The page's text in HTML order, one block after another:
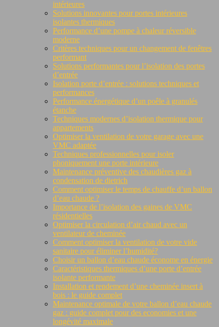
intérieures
Solutions innovantes pour portes intérieures
isolantes thermiques
Performance d’une pompe à chaleur réversible
moderne
Critères techniques pour un changement de fenêtres
performant
Solutions performantes pour l’isolation des portes
d’entrée
Isolation porte d’entrée : solutions techniques et
performances
Performance énergétique d’un poêle à granulés
étanche
Techniques modernes d’isolation thermique pour
appartements
Optimiser la ventilation de votre garage avec une
VMC adaptée
Techniques professionnelles pour isoler
phoniquement une porte intérieure
Maintenance préventive des chaudières gaz à
condensation de dietrich
Comment optimiser le temps de chauffe d’un ballon
d’eau chaude ?
Importance de l’isolation des gaines de VMC
résidentielles
Optimiser la circulation d’air chaud avec un
ventilateur de cheminée
Comment optimiser la ventilation de votre vide
sanitaire pour éliminer l’humidité?
Choisir un ballon d’eau chaude économe en énergie
Caractéristiques thermiques d’une porte d’entrée
isolante performante
Installation et rendement d’une cheminée insert à
bois : le guide complet
Maintenance optimale de votre ballon d’eau chaude
gaz : guide complet pour des economies et une
longévité maximale